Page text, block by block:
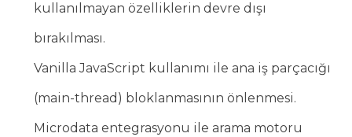
kullanılmayan özelliklerin devre dışı
bırakılması.
Vanilla JavaScript kullanımı ile ana iş parçacığı
(main-thread) bloklanmasının önlenmesi.
Microdata entegrasyonu ile arama motoru